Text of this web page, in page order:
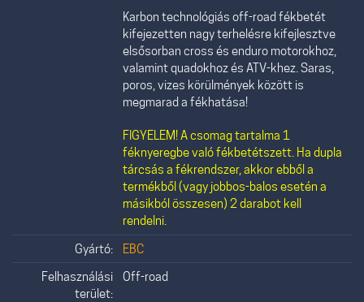
Karbon technológiás off-road fékbetét
kifejezetten nagy terhelésre kifejlesztve
elsősorban cross és enduro motorokhoz,
valamint quadokhoz és ATV-khez. Saras,
poros, vizes körülmények között is
megmarad a fékhatása!
FIGYELEM! A csomag tartalma 1
féknyeregbe való fékbetétszett. Ha dupla
tárcsás a fékrendszer, akkor ebből a
termékből (vagy jobbos-balos esetén a
másikból összesen) 2 darabot kell
rendelni.
Gyártó:
EBC
Felhasználási
terület:
Off-road